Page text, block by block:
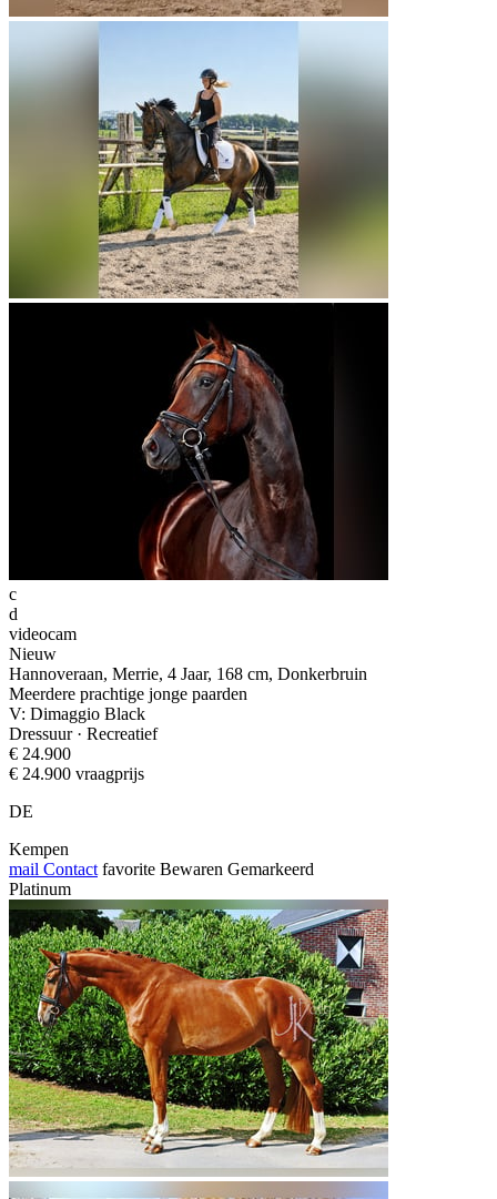
c
d
videocam
Nieuw
Hannoveraan, Merrie, 4 Jaar, 168 cm, Donkerbruin
Meerdere prachtige jonge paarden
V: Dimaggio Black
Dressuur · Recreatief
€ 24.900
€ 24.900 vraagprijs
DE
Kempen
mail Contact favorite Bewaren Gemarkeerd
Platinum